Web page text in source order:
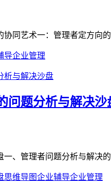
同艺术一：管理者定方向
导企业管理
题分析与解决沙
、管理者问题分析与解决
思维导图企业辅导企业管理